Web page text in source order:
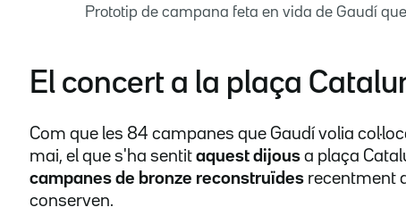
Prototip de campana feta en vida de Gaudí
El concert a la plaça
Com que les 84 campanes que Gaudí volia
mai, el que s'ha sentit aquest dijous a plaça
campanes de bronze reconstruïdes recentment
conserven.